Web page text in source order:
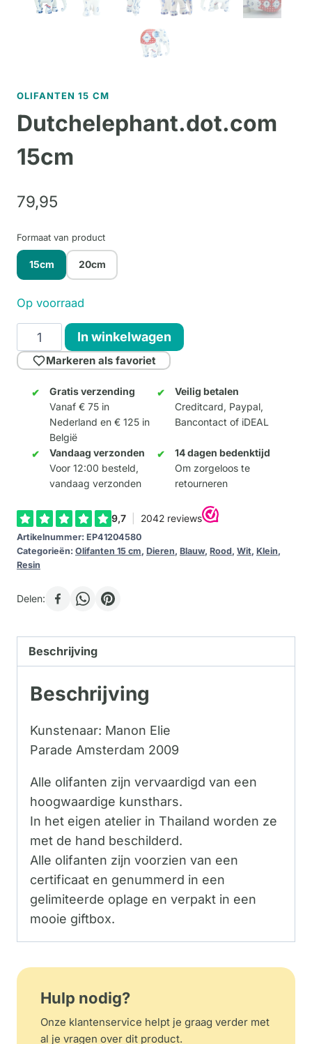
OLIFANTEN 15 CM
Dutchelephant.dot.com
15cm
79,95
Formaat van product
15cm 20cm
Op voorraad
Dutchelephant.dot.com
15cm
aantal
In winkelwagen
Markeren als favoriet
Gratis verzending
Vanaf € 75 in
Nederland en € 125 in
België
Veilig betalen
Creditcard, Paypal,
Bancontact of iDEAL
Vandaag verzonden
Voor 12:00 besteld,
vandaag verzonden
14 dagen bedenktijd
Om zorgeloos te
retourneren
Artikelnummer: EP41204580
Categorieën: Olifanten 15 cm, Dieren, Blauw, Rood, Wit, Klein,
Resin
Delen:
Beschrijving
Beschrijving
Kunstenaar: Manon Elie
Parade Amsterdam 2009
Alle olifanten zijn vervaardigd van een
hoogwaardige kunsthars.
In het eigen atelier in Thailand worden ze
met de hand beschilderd.
Alle olifanten zijn voorzien van een
certificaat en genummerd in een
gelimiteerde oplage en verpakt in een
mooie giftbox.
Hulp nodig?
Onze klantenservice helpt je graag verder met
al je vragen over dit product.